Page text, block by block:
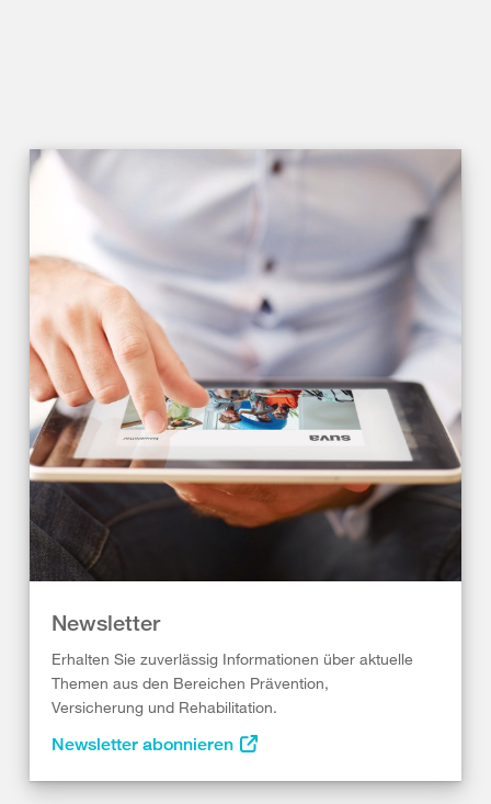
Newsletter
Erhalten Sie zuverlässig Informationen über aktuelle
Themen aus den Bereichen Prävention,
Versicherung und Rehabilitation.
Newsletter abonnieren